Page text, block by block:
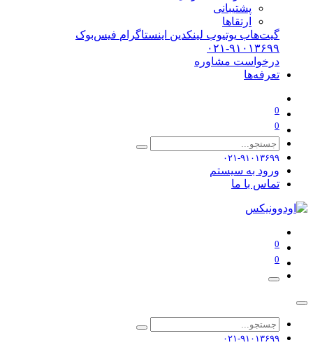
پشتیبانی
ارتقاها
گیت‌هاب یوتیوب لینکدین اینستاگرام فیس‌بوک
۰۲۱-۹۱۰۱۳۶۹۹
درخواست مشاوره
تعرفه‌ها
0
0
۰۲۱-۹۱۰۱۳۶۹۹
ورود به سیستم
تماس با ما
0
0
۰۲۱-۹۱۰۱۳۶۹۹